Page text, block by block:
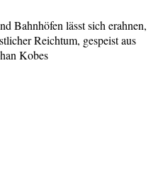
Bahnhöfen lässt sich erahnen,
Reichtum, gespeist aus
Kobes